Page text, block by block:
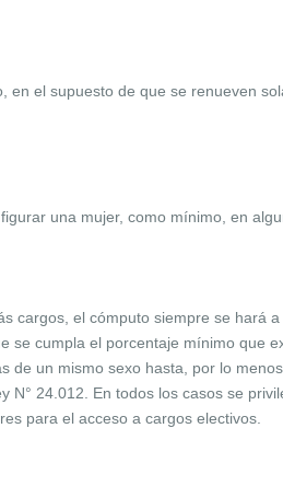
en el supuesto de que se renueven
una mujer, como mínimo, en
cargos, el cómputo siempre se hará
se cumpla el porcentaje mínimo que
de un mismo sexo hasta, por lo
N° 24.012. En todos los casos se
para el acceso a cargos electivos.